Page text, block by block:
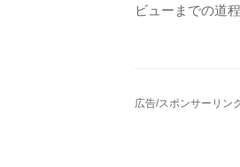
ビューまでの道
広告/スポンサーリン